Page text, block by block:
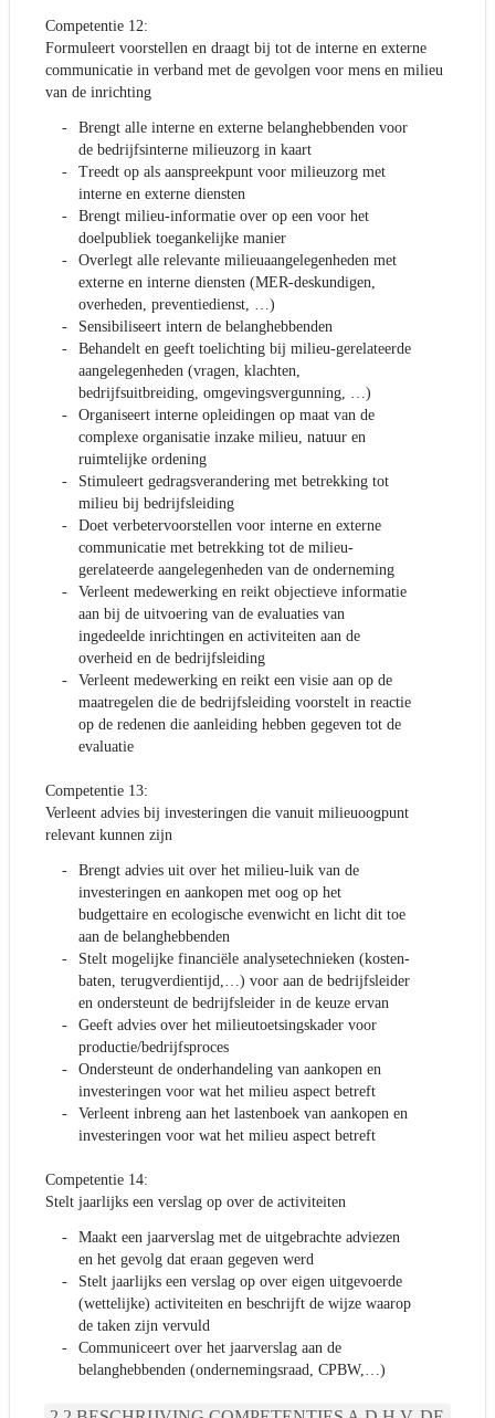
Competentie 12:
Formuleert voorstellen en draagt bij tot de interne en externe
communicatie in verband met de gevolgen voor mens en milieu
van de inrichting
Brengt alle interne en externe belanghebbenden voor
de bedrijfsinterne milieuzorg in kaart
Treedt op als aanspreekpunt voor milieuzorg met
interne en externe diensten
Brengt milieu-informatie over op een voor het
doelpubliek toegankelijke manier
Overlegt alle relevante milieuaangelegenheden met
externe en interne diensten (MER-deskundigen,
overheden, preventiedienst, …)
Sensibiliseert intern de belanghebbenden
Behandelt en geeft toelichting bij milieu-gerelateerde
aangelegenheden (vragen, klachten,
bedrijfsuitbreiding, omgevingsvergunning, …)
Organiseert interne opleidingen op maat van de
complexe organisatie inzake milieu, natuur en
ruimtelijke ordening
Stimuleert gedragsverandering met betrekking tot
milieu bij bedrijfsleiding
Doet verbetervoorstellen voor interne en externe
communicatie met betrekking tot de milieu-
gerelateerde aangelegenheden van de onderneming
Verleent medewerking en reikt objectieve informatie
aan bij de uitvoering van de evaluaties van
ingedeelde inrichtingen en activiteiten aan de
overheid en de bedrijfsleiding
Verleent medewerking en reikt een visie aan op de
maatregelen die de bedrijfsleiding voorstelt in reactie
op de redenen die aanleiding hebben gegeven tot de
evaluatie
Competentie 13:
Verleent advies bij investeringen die vanuit milieuoogpunt
relevant kunnen zijn
Brengt advies uit over het milieu-luik van de
investeringen en aankopen met oog op het
budgettaire en ecologische evenwicht en licht dit toe
aan de belanghebbenden
Stelt mogelijke financiële analysetechnieken (kosten-
baten, terugverdientijd,…) voor aan de bedrijfsleider
en ondersteunt de bedrijfsleider in de keuze ervan
Geeft advies over het milieutoetsingskader voor
productie/bedrijfsproces
Ondersteunt de onderhandeling van aankopen en
investeringen voor wat het milieu aspect betreft
Verleent inbreng aan het lastenboek van aankopen en
investeringen voor wat het milieu aspect betreft
Competentie 14:
Stelt jaarlijks een verslag op over de activiteiten
Maakt een jaarverslag met de uitgebrachte adviezen
en het gevolg dat eraan gegeven werd
Stelt jaarlijks een verslag op over eigen uitgevoerde
(wettelijke) activiteiten en beschrijft de wijze waarop
de taken zijn vervuld
Communiceert over het jaarverslag aan de
belanghebbenden (ondernemingsraad, CPBW,…)